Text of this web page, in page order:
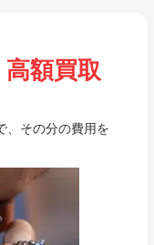
高額買取
、その分の費用を